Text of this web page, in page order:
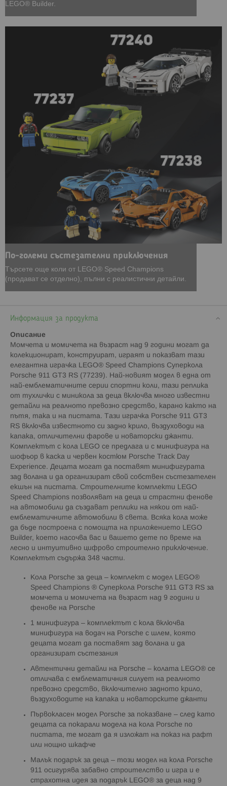
LEGO® Builder.
По-големи състезателни приключения
Търсете още коли от LEGO® Speed Champions
(продават се отделно), пълни с реалистични детайли.
Информация за продукта
Описание
Момчета и момичета на възраст над 9 години могат да
колекционират, конструират, играят и показват тази
елегантна играчка LEGO® Speed Champions Суперкола
Porsche 911 GT3 RS (77239). Най-новият модел в една от
най-емблематичните серии спортни коли, тази реплика
от тухлички с миникола за деца включва много известни
детайли на реалното превозно средство, карано както на
пътя, така и на пистата. Тази играчка Porsche 911 GT3
RS включва известното си задно крило, въздуховоди на
капака, отличителни фарове и новаторски джанти.
Комплектът с кола LEGO се предлага и с минифигура на
шофьор в каска и червен костюм Porsche Track Day
Experience. Децата могат да поставят минифигурата
зад волана и да организират свой собствен състезателен
екшън на пистата. Строителните комплекти LEGO
Speed Champions позволяват на деца и страстни фенове
на автомобили да създават реплики на някои от най-
емблематичните автомобили в света. Всяка кола може
да бъде построена с помощта на приложението LEGO
Builder, което насочва вас и вашето дете по време на
лесно и интуитивно цифрово строително приключение.
Комплектът съдържа 348 части.
Кола Porsche за деца – комплект с модел LEGO®
Speed Champions ® Суперкола Porsche 911 GT3 RS за
момчета и момичета на възраст над 9 години и
фенове на Porsche
1 минифигура – комплектът с кола включва
минифигура на водач на Porsche с шлем, която
децата могат да поставят зад волана и да
организират състезания
Автентични детайли на Porsche – колата LEGO® се
отличава с емблематичния силует на реалното
превозно средство, включително задното крило,
въздуховодите на капака и новаторските джанти
Първокласен модел Porsche за показване – след като
децата са покарали модела на кола Porsche по
пистата, те могат да я изложат на показ на рафт
или нощно шкафче
Малък подарък за деца – този модел на кола Porsche
911 осигурява забавно строителство и игра и е
страхотна идея за подарък LEGO® за деца над 9